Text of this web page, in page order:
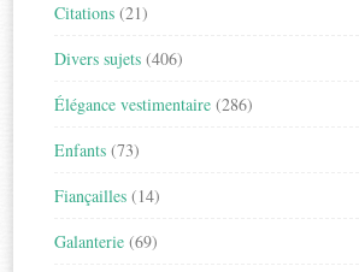
Citations (21)
Divers sujets (406)
Élégance vestimentaire (286)
Enfants (73)
Fiançailles (14)
Galanterie (69)